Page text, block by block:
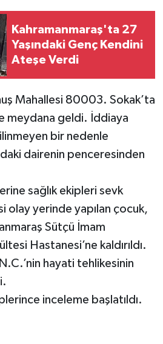
Kahramanmaraş'ta 27
Yaşındaki Genç Kendini
Ateşe Verdi
Mahallesi 80003. Sokak’ta
meydana geldi. İddiaya
bir nedenle
dairenin penceresinden
sağlık ekipleri sevk
olay yerinde yapılan çocuk,
Sütçü İmam
Hastanesi’ne kaldırıldı.
hayati tehlikesinin
inceleme başlatıldı.